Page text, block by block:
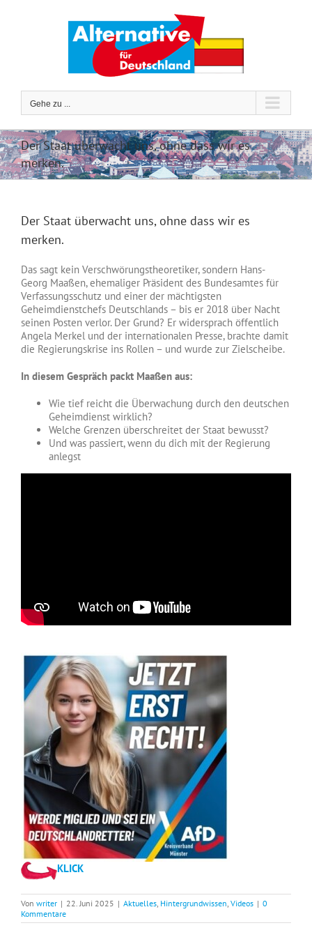
Gehe zu ...
Der Staat überwacht uns, ohne dass wir es
merken.
Der Staat überwacht uns, ohne dass wir es
merken.
Das sagt kein Verschwörungstheoretiker, sondern Hans-
Georg Maaßen, ehemaliger Präsident des Bundesamtes für
Verfassungsschutz und einer der mächtigsten
Geheimdienstchefs Deutschlands – bis er 2018 über Nacht
seinen Posten verlor. Der Grund? Er widersprach öffentlich
Angela Merkel und der internationalen Presse, brachte damit
die Regierungskrise ins Rollen – und wurde zur Zielscheibe.
In diesem Gespräch packt Maaßen aus:
Wie tief reicht die Überwachung durch den deutschen
Geheimdienst wirklich?
Welche Grenzen überschreitet der Staat bewusst?
Und was passiert, wenn du dich mit der Regierung
anlegst
KLICK
Von writer | 22. Juni 2025 | Aktuelles, Hintergrundwissen, Videos | 0
Kommentare